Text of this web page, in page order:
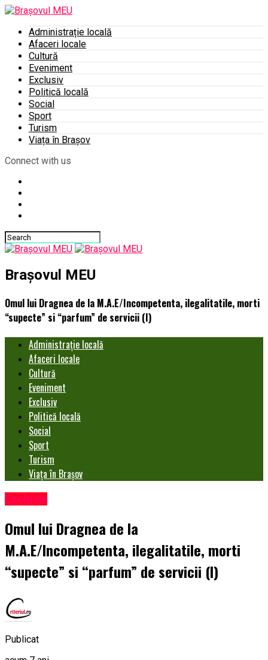
Administrație locală
Afaceri locale
Cultură
Eveniment
Exclusiv
Politică locală
Social
Sport
Turism
Viața în Brașov
Connect with us
Brașovul MEU
Omul lui Dragnea de la M.A.E/Incompetenta, ilegalitatile, morti
“supecte” si “parfum” de servicii (I)
Administrație locală
Afaceri locale
Cultură
Eveniment
Exclusiv
Politică locală
Social
Sport
Turism
Viața în Brașov
Exclusiv
Omul lui Dragnea de la
M.A.E/Incompetenta, ilegalitatile, morti
“supecte” si “parfum” de servicii (I)
Publicat